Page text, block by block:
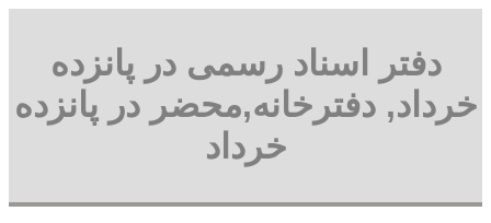
دفتر اسناد رسمی در پانزده
خرداد, دفترخانه,محضر در پانزده
خرداد